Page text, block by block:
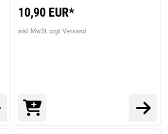
10,90 EUR*
inkl. MwSt. zzgl. Versand